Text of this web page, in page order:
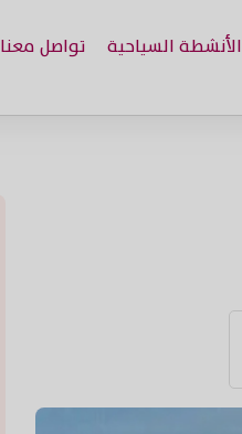
الأنشطة السياحية تواصل معنا